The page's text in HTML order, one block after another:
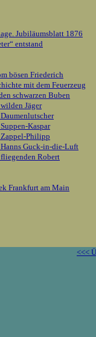
Jubiläumsblatt 1876
entstand
bösen Friederich
mit dem Feuerzeug
schwarzen Buben
Jäger
Kaspar
Philipp
Guck-in-die-Luft
Robert
Frankfurt am Main
<<<